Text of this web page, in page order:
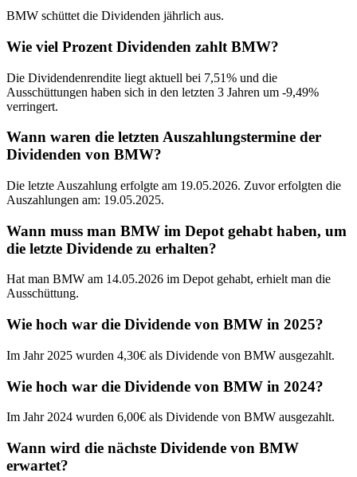
BMW schüttet die Dividenden jährlich aus.
Wie viel Prozent Dividenden zahlt BMW?
Die Dividendenrendite liegt aktuell bei 7,51% und die
Ausschüttungen haben sich in den letzten 3 Jahren um -9,49%
verringert.
Wann waren die letzten Auszahlungstermine der
Dividenden von BMW?
Die letzte Auszahlung erfolgte am 19.05.2026. Zuvor erfolgten die
Auszahlungen am: 19.05.2025.
Wann muss man BMW im Depot gehabt haben, um
die letzte Dividende zu erhalten?
Hat man BMW am 14.05.2026 im Depot gehabt, erhielt man die
Ausschüttung.
Wie hoch war die Dividende von BMW in 2025?
Im Jahr 2025 wurden 4,30€ als Dividende von BMW ausgezahlt.
Wie hoch war die Dividende von BMW in 2024?
Im Jahr 2024 wurden 6,00€ als Dividende von BMW ausgezahlt.
Wann wird die nächste Dividende von BMW
erwartet?